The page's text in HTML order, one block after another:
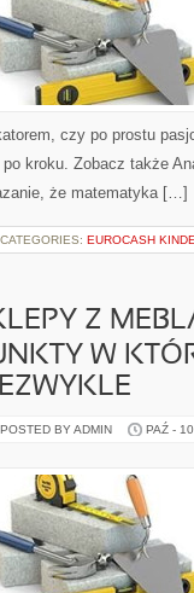
czy po prostu
po kroku. Zobacz także
że matematyka […]
CATEGORIES: EUROCASH
Z
W
POSTED BY ADMIN PAŹ -